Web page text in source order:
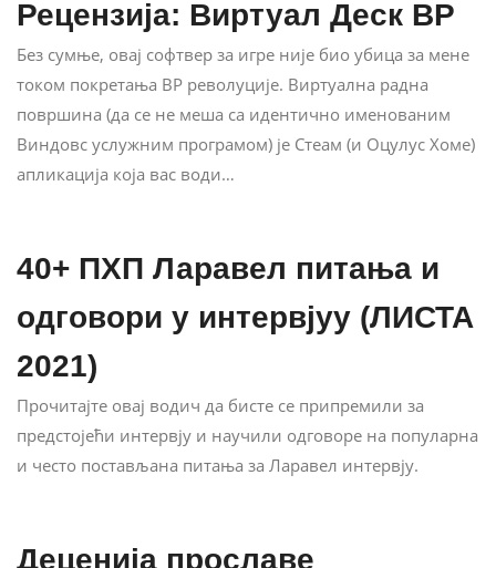
Рецензија: Виртуал Деск ВР
Без сумње, овај софтвер за игре није био убица за мене
током покретања ВР револуције. Виртуална радна
површина (да се не меша са идентично именованим
Виндовс услужним програмом) је Стеам (и Оцулус Хоме)
апликација која вас води…
40+ ПХП Ларавел питања и
одговори у интервјуу (ЛИСТА
2021)
Прочитајте овај водич да бисте се припремили за
предстојећи интервју и научили одговоре на популарна
и често постављана питања за Ларавел интервју.
Деценија прославе